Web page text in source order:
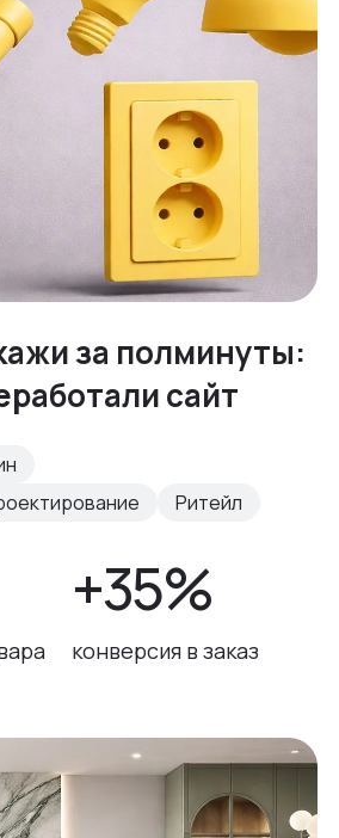
за полминуты:
сайт
Ритейл
+35%
конверсия в заказ